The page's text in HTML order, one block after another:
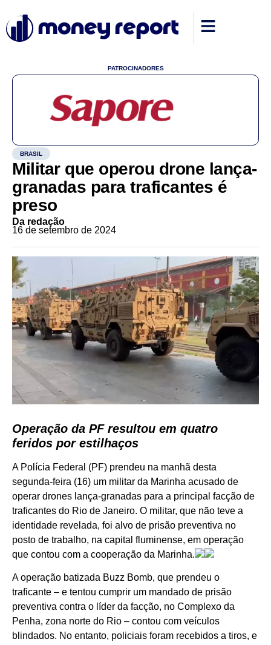
PATROCINADORES
BRASIL
Militar que operou drone lança-
granadas para traficantes é
preso
Da redação
16 de setembro de 2024
Operação da PF resultou em quatro
feridos por estilhaços
A Polícia Federal (PF) prendeu na manhã desta
segunda-feira (16) um militar da Marinha acusado de
operar drones lança-granadas para a principal facção de
traficantes do Rio de Janeiro. O militar, que não teve a
identidade revelada, foi alvo de prisão preventiva no
posto de trabalho, na capital fluminense, em operação
que contou com a cooperação da Marinha.
A operação batizada Buzz Bomb, que prendeu o
traficante – e tentou cumprir um mandado de prisão
preventiva contra o líder da facção, no Complexo da
Penha, zona norte do Rio – contou com veículos
blindados. No entanto, policiais foram recebidos a tiros, e